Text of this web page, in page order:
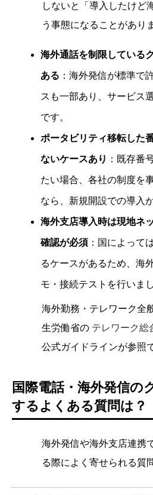
しないと「導入したけど
う事態になることがあり
海外通話を制限している
ある ：海外発信が標準で
スも一部あり、サービス
です。
ポータビリティ移転した
ないケースあり ：既存番
たい場合、各社の制度を
なら、新規開設での導入
海外支店導入時は現地ネ
確認が必須 ：国によって
るケースがあるため、海
モ・接続テストを行いまし
海外勤務・テレワーク全
生労働省の テレワーク総
公式ガイドラインが参照
国際電話・海外発信の
するよくある質問は？
海外発信や海外支店連携
る際によく寄せられる質